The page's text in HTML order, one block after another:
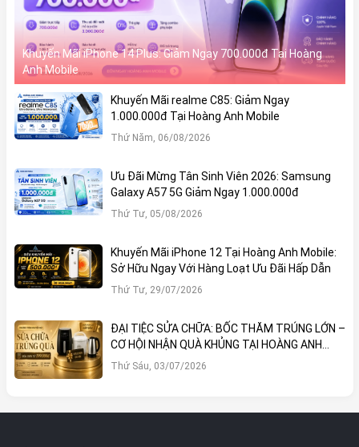
Nhanh tay đến Hoàng Anh Mobileđể chọn cho mình
chiếc smartphone thanh lý ưng ý – giá rẻ, chất lượng
đảm bảo, mua là lời!
Khuyến Mãi iPhone 14 Plus: Giảm Ngay 700.000đ Tại Hoàng
Anh Mobile
Khuyến Mãi realme C85: Giảm Ngay
1.000.000đ Tại Hoàng Anh Mobile
Thứ Năm, 06/08/2026
Ưu Đãi Mừng Tân Sinh Viên 2026: Samsung
Galaxy A57 5G Giảm Ngay 1.000.000đ
Thứ Tư, 05/08/2026
Khuyến Mãi iPhone 12 Tại Hoàng Anh Mobile:
Sở Hữu Ngay Với Hàng Loạt Ưu Đãi Hấp Dẫn
Thứ Tư, 29/07/2026
ĐẠI TIỆC SỬA CHỮA: BỐC THĂM TRÚNG LỚN –
CƠ HỘI NHẬN QUÀ KHỦNG TẠI HOÀNG ANH
MOBILE
Thứ Sáu, 03/07/2026